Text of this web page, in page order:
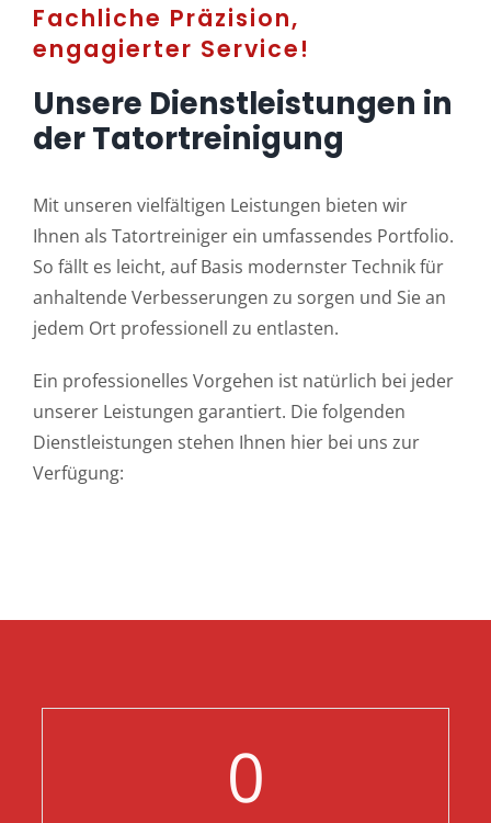
Fachliche Präzision,
engagierter Service!
Unsere Dienstleistungen in
der Tatortreinigung
Mit unseren vielfältigen Leistungen bieten wir
Ihnen als Tatortreiniger ein umfassendes Portfolio.
So fällt es leicht, auf Basis modernster Technik für
anhaltende Verbesserungen zu sorgen und Sie an
jedem Ort professionell zu entlasten.
Ein professionelles Vorgehen ist natürlich bei jeder
unserer Leistungen garantiert. Die folgenden
Dienstleistungen stehen Ihnen hier bei uns zur
Verfügung:
0